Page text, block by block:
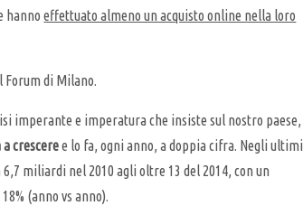
hannoeffettuato almeno un acquisto online nella loro
di Milano.
imperante e imperatura che insiste sul nostro paese,
cresceree lo fa, ogni anno, a doppia cifra. Negli ultimi
miliardi nel 2010 agli oltre 13 del 2014, con un
(anno vs anno).